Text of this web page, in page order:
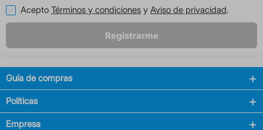
Acepto Términos y condiciones y Aviso de privacidad.
Registrarme
Guía de compras
Políticas
Empresa